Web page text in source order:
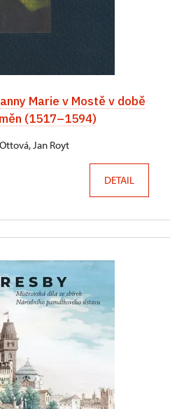
Marie v Mostě v době
(1517–1594)
Jan Royt
DETAIL